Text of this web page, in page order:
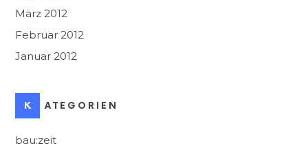
März 2012
Februar 2012
Januar 2012
KATEGORIEN
bau:zeit